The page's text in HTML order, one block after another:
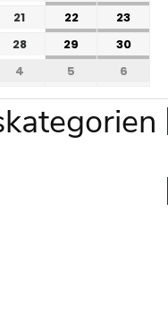
21 22
23
28 29
30
4 5 6